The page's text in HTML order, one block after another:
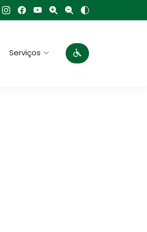
Serviços